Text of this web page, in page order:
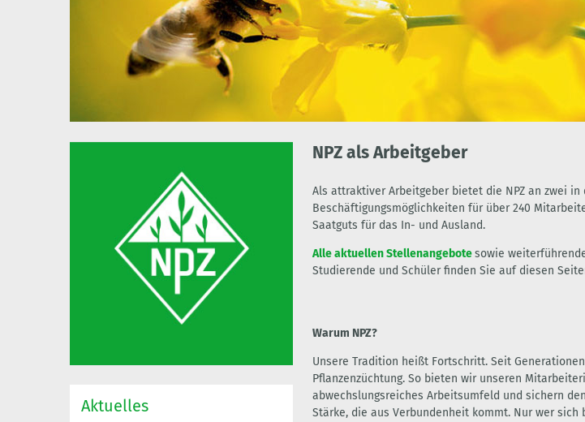
Aktuelles
NPZ als Arbeitgeber
Als attraktiver Arbeitgeber bietet die NPZ an zwei
Beschäftigungsmöglichkeiten für über 240
Saatguts für das In- und Ausland.
Alle aktuellen Stellenangebotesowie
Studierende und Schüler finden Sie auf diesen
Warum NPZ?
Unsere Tradition heißt Fortschritt. Seit
Pflanzenzüchtung. So bieten wir unseren
abwechslungsreiches Arbeitsumfeld und sichern
Stärke, die aus Verbundenheit kommt. Nur wer